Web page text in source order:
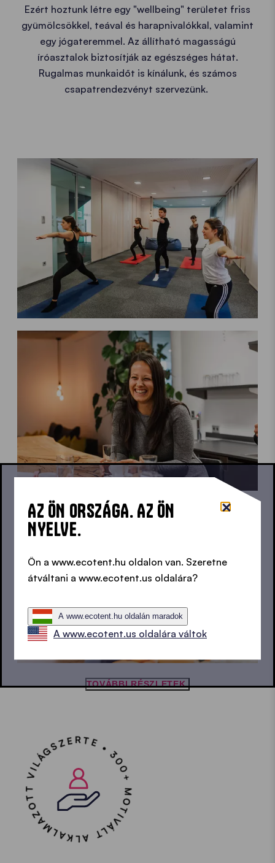
Ezért hoztunk létre egy "wellbeing" területet friss
gyümölcsökkel, teával és harapnivalókkal, valamint
egy jógateremmel. Az állítható magasságú
íróasztalok biztosítják az egészséges hátat.
Rugalmas munkaidőt is kínálunk, és számos
csapatrendezvényt szervezünk.
TOVÁBBI RÉSZLETEK
300+ MOTIVÁLT ALKALMAZOTT VILÁGSZERTE •
AZ ÖN ORSZÁGA. AZ ÖN
NYELVE.
Ön a www.ecotent.hu oldalon van. Szeretne
átváltani a www.ecotent.us oldalára?
A www.ecotent.hu oldalán maradok
A www.ecotent.us oldalára váltok